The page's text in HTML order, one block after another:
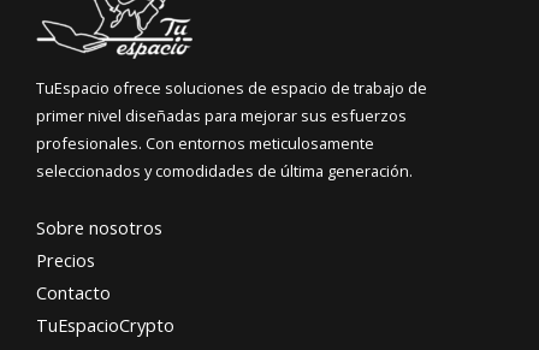
TuEspacio ofrece soluciones de espacio de trabajo de
primer nivel diseñadas para mejorar sus esfuerzos
profesionales. Con entornos meticulosamente
seleccionados y comodidades de última generación.
Sobre nosotros
Precios
Contacto
TuEspacioCrypto